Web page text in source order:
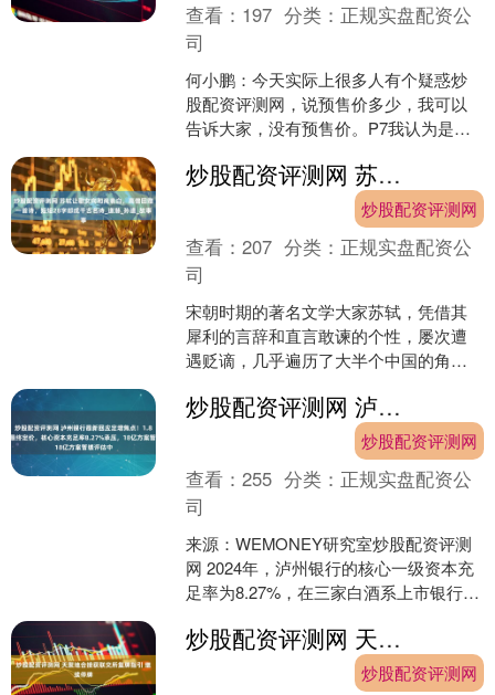
查看： 197 分类： 正规实盘配资公
司
何小鹏：今天实际上很多人有个疑惑炒
股配资评测网，说预售价多少，我可以
告诉大家，没有预售价。P7我认为是中
表，大家对于P7并....
炒股配资评测网 苏轼让歌女向和尚表白，高僧回赠一首诗，短短28字却成千古名诗_道潜_孙道_故事
炒股配资评测网
查看：207 分类： 正规实盘配资公
司
宋朝时期的著名文学大家苏轼，凭借其
犀利的言辞和直言敢谏的个性，屡次遭
遇贬谪，几乎遍历了大半个中国的角
足迹。作为一位豪爽且广受欢....
炒股配资评测网 泸州银行最新回应定增焦点！1.85港元非最终定价，核心资本充足率8.27%承压，18亿方案暂缓评估中
炒股配资评测网
查看：255 分类： 正规实盘配资公
司
来源：WEMONEY研究室炒股配资评测
网 2024年，泸州银行的核心一级资本充
足率为8.27%，在三家白酒系上市银行中
余天....
炒股配资评测网 天聚地合接获联交所复牌指引 继续停牌
炒股配资评测网